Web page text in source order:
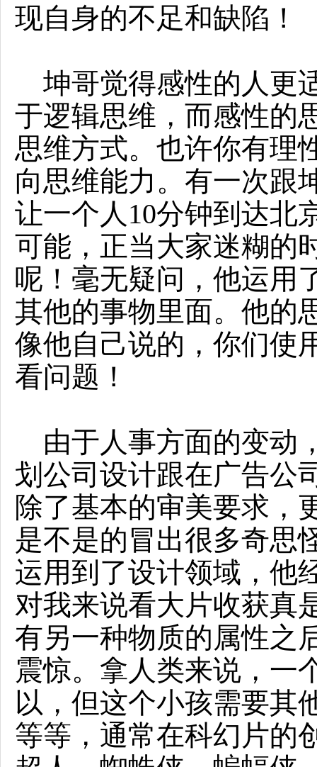
现自身的不足和缺陷！
坤哥觉得感性的人更
于逻辑思维，而感性的
思维方式。也许你有理
向思维能力。有一次跟
让一个人10分钟到达北
可能，正当大家迷糊的
呢！毫无疑问，他运用
其他的事物里面。他的
像他自己说的，你们使
看问题！
由于人事方面的变动
划公司设计跟在广告公
除了基本的审美要求，
是不是的冒出很多奇思
运用到了设计领域，他
对我来说看大片收获真
有另一种物质的属性之
震惊。拿人类来说，一
以，但这个小孩需要其
等等，通常在科幻片的